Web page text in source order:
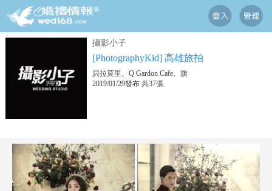
攝影小子
[PhotographyKid] 高雄旅拍
貝拉莫里、Q Gardon Cafe、旗
2019/01/29發布 共37張